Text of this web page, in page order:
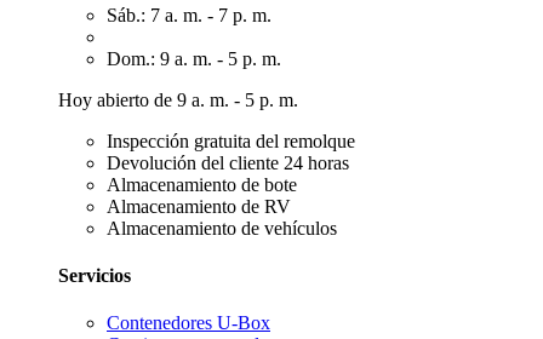
Sáb.: 7 a. m. - 7 p. m.
Dom.: 9 a. m. - 5 p. m.
Hoy abierto de 9 a. m. - 5 p. m.
Inspección gratuita del remolque
Devolución del cliente 24 horas
Almacenamiento de bote
Almacenamiento de RV
Almacenamiento de vehículos
Servicios
Contenedores U-Box